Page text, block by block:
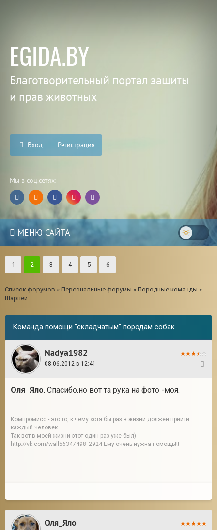
EGIDA.BY
Благотворительный портал защиты
и прав животных
Вход Регистрация
Мы в соц.сетях:
МЕНЮ САЙТА
1 2 3 4 5 6
Список форумов » Персональные форумы » Породные команды »
Шарпеи
Команда помощи "складчатым" породам собак
Nadya1982
08.06.2012 в 12:41
Оля_Яло, Спасибо,но вот та рука на фото -моя.
Компромисс - это то, к чему хотя бы раз в жизни должен прийти
каждый человек.
Так вот в моей жизни этот один раз уже был)
http://vk.com/wall56347498_2924 Ему очень нужна помощь!!!
Оля_Яло